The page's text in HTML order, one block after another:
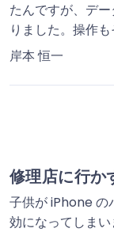
たんですが、デ
りました。操作
岸本 恒一
修理店に行か
子供が iPhone の
効になってしま